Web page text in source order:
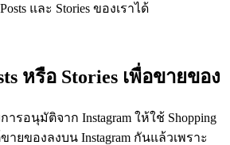
และ Stories ของเราได้
หรือ Stories เพื่อขายของ
รอนุมัติจาก Instagram ให้ใช้ Shopping
ายของลงบน Instagram กันแล้วเพราะ